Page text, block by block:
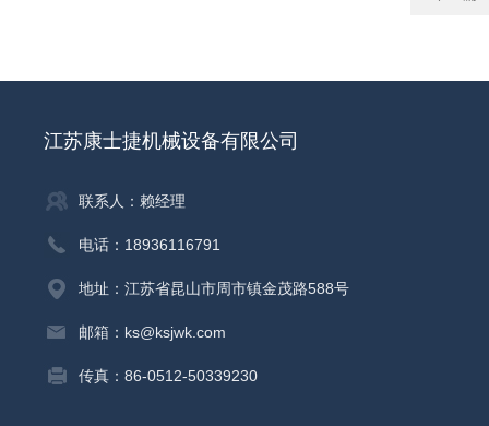
江苏康士捷机械设备有限公司
联系人：赖经理
电话：18936116791
地址：江苏省昆山市周市镇金茂路588号
邮箱：ks@ksjwk.com
传真：86-0512-50339230